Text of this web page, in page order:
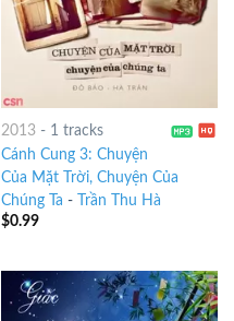
2013- 1 tracks
Cánh Cung 3: Chuyện
Của Mặt Trời, Chuyện Của
Chúng Ta -
Trần Thu Hà
$0.99